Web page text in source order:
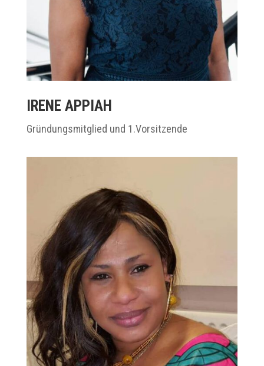
IRENE APPIAH
Gründungsmitglied und 1.Vorsitzende